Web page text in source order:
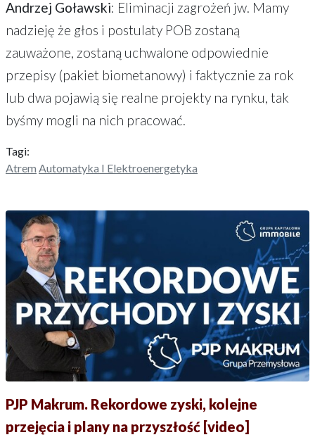
Andrzej Goławski: Eliminacji zagrożeń jw. Mamy
nadzieję że głos i postulaty POB zostaną
zauważone, zostaną uchwalone odpowiednie
przepisy (pakiet biometanowy) i faktycznie za rok
lub dwa pojawią się realne projekty na rynku, tak
byśmy mogli na nich pracować.
Tagi:
Atrem Automatyka I Elektroenergetyka
PJP Makrum. Rekordowe zyski, kolejne
przejęcia i plany na przyszłość [video]